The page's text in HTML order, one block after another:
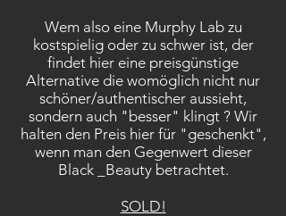
Wem also eine Murphy Lab zu
kostspielig oder zu schwer ist, der
findet hier eine preisgünstige
Alternative die womöglich nicht nur
schöner/authentischer aussieht,
sondern auch "besser" klingt ? Wir
halten den Preis hier für "geschenkt",
wenn man den Gegenwert dieser
Black _Beauty betrachtet.
SOLD!